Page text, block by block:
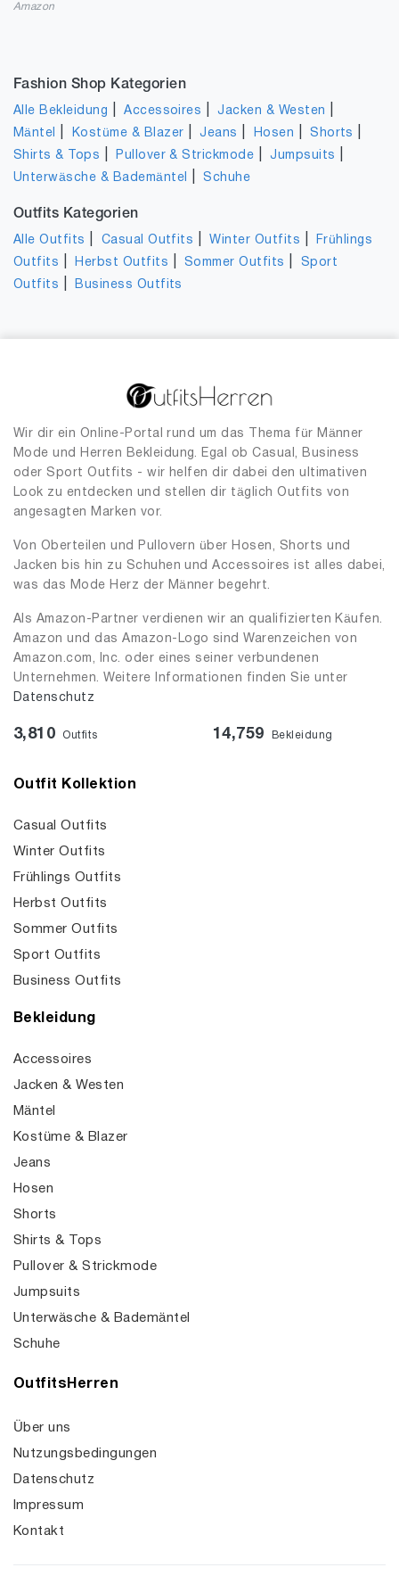
Amazon
Fashion Shop Kategorien
Alle Bekleidung |Accessoires |Jacken & Westen
Mäntel Kostüme & Blazer |Jeans Hosen |Shorts
Shirts & Tops Pullover & Strickmode |Jumpsuits
Unterwäsche & Bademäntel |Schuhe
Outfits Kategorien
Alle Outfits Casual Outfits |Winter Outfits
Frühlings
Outfits
Herbst Outfits Sommer Outfits
Sport
Outfits
Business Outfits
Wir dir ein Online-Portal rund um das Thema für Männer
Mode und Herren Bekleidung. Egal ob Casual, Business
oder Sport Outfits - wir helfen dir dabei den ultimativen
Look zu entdecken und stellen dir täglich Outfits von
angesagten Marken vor.
Von Oberteilen und Pullovern über Hosen, Shorts und
Jacken bis hin zu Schuhen und Accessoires ist alles dabei,
was das Mode Herz der Männer begehrt.
Als Amazon-Partner verdienen wir an qualifizierten Käufen.
Amazon und das Amazon-Logo sind Warenzeichen von
Amazon.com, Inc. oder eines seiner verbundenen
Unternehmen. Weitere Informationen finden Sie unter
Datenschutz
3,810 Outfits 14,759 Bekleidung
Outfit Kollektion
Casual Outfits
Winter Outfits
Frühlings Outfits
Herbst Outfits
Sommer Outfits
Sport Outfits
Business Outfits
Bekleidung
Accessoires
Jacken & Westen
Mäntel
Kostüme & Blazer
Jeans
Hosen
Shorts
Shirts & Tops
Pullover & Strickmode
Jumpsuits
Unterwäsche & Bademäntel
Schuhe
OutfitsHerren
Über uns
Nutzungsbedingungen
Datenschutz
Impressum
Kontakt